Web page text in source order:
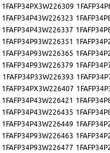
1FAFP34PX3W226309
1FAFP34P43W226323
1FAFP34P43W226337
1FAFP34P93W226351
1FAFP34P93W226365
1FAFP34P93W226379
1FAFP34P33W226393
1FAFP34PX3W226407
1FAFP34P43W226421
1FAFP34P43W226435
1FAFP34P43W226449
1FAFP34P93W226463
1FAFP34P93W226477